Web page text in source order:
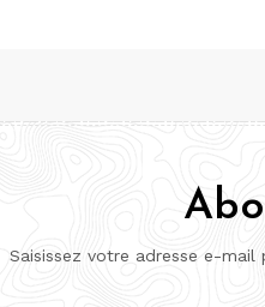
Saisissez votre adresse e-